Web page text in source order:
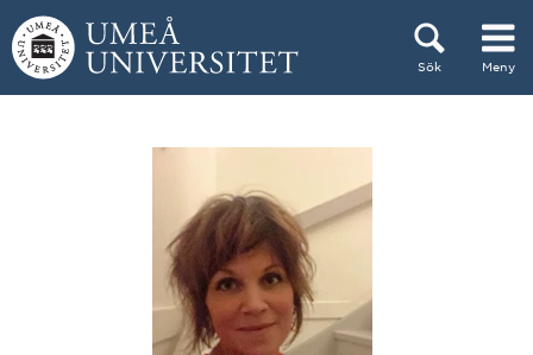
Hoppa direkt till innehållet
Sök Meny